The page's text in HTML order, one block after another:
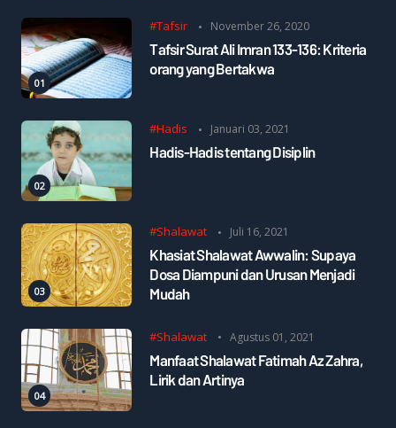
#Tafsir November 26, 2020
Tafsir Surat Ali Imran 133-136: Kriteria
orang yang Bertakwa
#Hadis Januari 03, 2021
Hadis-Hadis tentang Disiplin
#Shalawat Juli 16, 2021
Khasiat Shalawat Awwalin: Supaya
Dosa Diampuni dan Urusan Menjadi
Mudah
#Shalawat Agustus 01, 2021
Manfaat Shalawat Fatimah Az Zahra,
Lirik dan Artinya